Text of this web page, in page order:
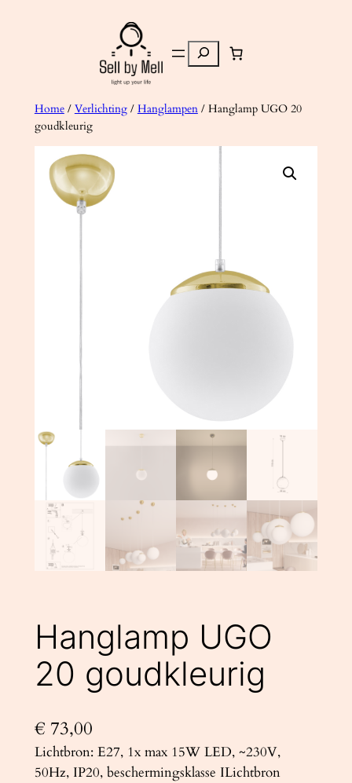
Zoeken
Home/ Verlichting/ Hanglampen/ Hanglamp UGO 20
goudkleurig
Hanglamp UGO
20 goudkleurig
€ 73,00
Lichtbron: E27, 1x max 15W LED, ~230V,
50Hz, IP20, beschermingsklasse ILichtbron